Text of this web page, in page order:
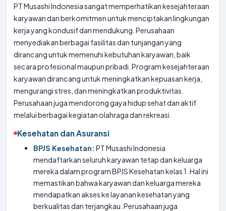
PT Musashi Indonesia sangat memperhatikan kesejahteraan
karyawan dan berkomitmen untuk menciptakan lingkungan
kerja yang kondusif dan mendukung. Perusahaan
menyediakan berbagai fasilitas dan tunjangan yang
dirancang untuk memenuhi kebutuhan karyawan, baik
secara profesional maupun pribadi. Program kesejahteraan
karyawan dirancang untuk meningkatkan kepuasan kerja,
mengurangi stres, dan meningkatkan produktivitas.
Perusahaan juga mendorong gaya hidup sehat dan aktif
melalui berbagai kegiatan olahraga dan rekreasi.
Kesehatan dan Asuransi
BPJS Kesehatan: PT Musashi Indonesia
mendaftarkan seluruh karyawan tetap dan keluarga
mereka dalam program BPJS Kesehatan kelas 1. Hal ini
memastikan bahwa karyawan dan keluarga mereka
mendapatkan akses ke layanan kesehatan yang
berkualitas dan terjangkau. Perusahaan juga